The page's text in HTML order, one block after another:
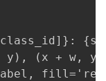
y), (x + w, y